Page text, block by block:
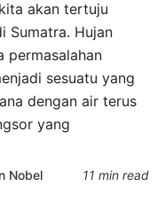
akan tertuju
Sumatra. Hujan
permasalahan
sesuatu yang
dengan air terus
yang
Nobel 11 min read